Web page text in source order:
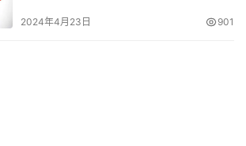
2024年4月23日 901